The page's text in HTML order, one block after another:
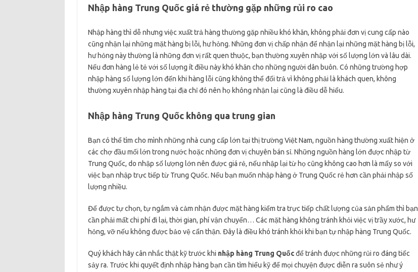
Nhập hàng Trung Quốc giá rẻ thường gặp những rủi ro cao
Nhập hàng thì dễ nhưng việc xuất trả hàng thường gặp nhiều khó khăn, không phải đơn vị cung cấp nào
cũng nhận lại những mặt hàng bị lỗi, hư hỏng. Những đơn vị chấp nhận để nhận lại những mặt hàng bị lỗi,
hư hỏng này thường là những đơn vị rất quen thuộc, bạn thường xuyên nhập với số lượng lớn và lâu dài.
Nếu đơn hàng lẻ tẻ với số lượng ít điều này khó khăn cho những người dân buôn. Có những trường hợp
nhập hàng số lượng lớn đến khi hàng lỗi cũng không thể đổi trả vì không phải là khách quen, không
thường xuyên nhập hàng tại địa chỉ đó nên họ không nhận lại cũng là điều dễ hiểu.
Nhập hàng Trung Quốc không qua trung gian
Bạn có thể tìm cho mình những nhà cung cấp lớn tại thị trường Việt Nam, nguồn hàng thường xuất hiện ở
các chợ đầu mối lớn trong nước hoặc những đơn vị chuyên bán sỉ. Những nguồn hàng lớn được nhập từ
Trung Quốc, do nhập số lượng lớn nên được giá rẻ, nếu nhập lại từ họ cũng không cao hơn là mấy so với
việc bạn nhập trực tiếp từ Trung Quốc. Nếu bạn muốn nhập hàng ở Trung Quốc rẻ hơn cần phải nhập số
lượng nhiều.
Để được tự chọn, tự ngắm và cảm nhận được mặt hàng kiểm tra trực tiếp chất lượng của sản phẩm thì bạn
cần phải mất chi phí đi lại, thời gian, phí vận chuyển… Các mặt hàng không tránh khỏi việc vị trầy xước, hư
hỏng, vỡ nếu không được bảo vệ cẩn thận. Đây là điều khó tránh khỏi khi bạn tự nhập hàng Trung Quốc.
Quý khách hãy cân nhắc thật kỹ trước khi nhập hàng Trung Quốcđể tránh được những rủi ro đáng tiếc
sảy ra. Trước khi quyết định nhập hàng bạn cần tìm hiểu kỹ để mọi chuyện được diễn ra suôn sẻ như ý